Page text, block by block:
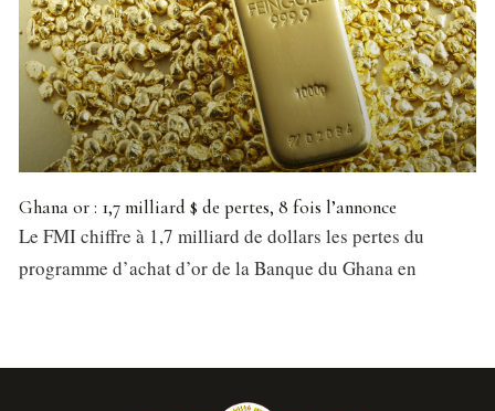
Ghana or : 1,7 milliard $ de pertes, 8 fois l’annonce
Le FMI chiffre à 1,7 milliard de dollars les pertes du
programme d’achat d’or de la Banque du Ghana en